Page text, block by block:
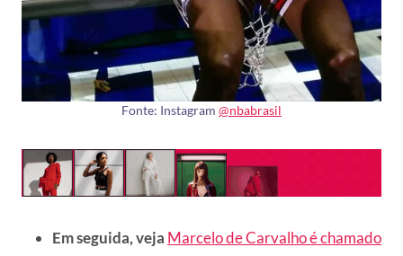
Fonte: Instagram @nbabrasil
Em seguida, veja Marcelo de Carvalho é chamado